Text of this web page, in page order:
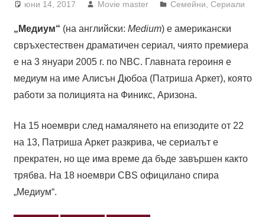
юни 14, 2017 Movie master Семейни,Сериали
„Медиум“ (на английски: Medium) е американски
свръхестествен драматичен сериал, чиято премиера
е на 3 януари 2005 г. по NBC. Главната героиня е
медиум на име Алисън Дюбоа (Патриша Аркет), която
работи за полицията на Финикс, Аризона.
На 15 ноември след намалянето на епизодите от 22
на 13, Патриша Аркет разкрива, че сериалът е
прекратен, но ще има време да бъде завършен както
трябва. На 18 ноември CBS официлано спира
„Медиум“.